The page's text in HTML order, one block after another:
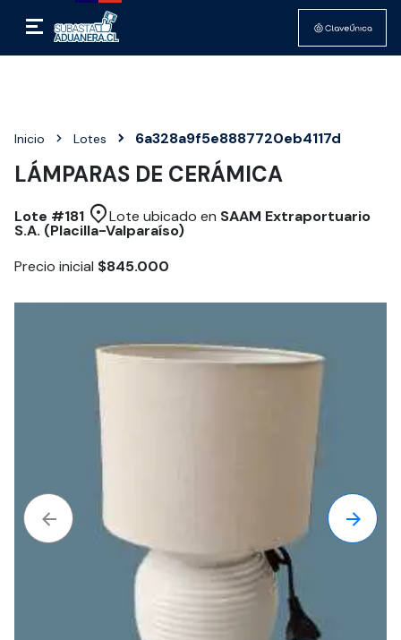
Inicio Lotes 6a328a9f5e8887720eb4117d
LÁMPARAS DE CERÁMICA
Lote #181 Lote ubicado en SAAM Extraportuario
S.A. (Placilla-Valparaíso)
Precio inicial $845.000